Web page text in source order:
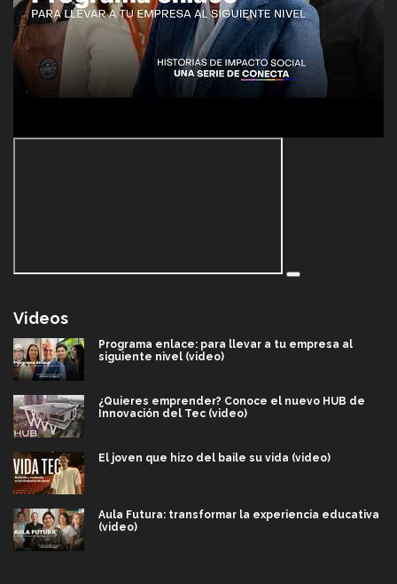
Videos
Programa enlace: para llevar a tu empresa al
siguiente nivel (video)
¿Quieres emprender? Conoce el nuevo HUB de
Innovación del Tec (video)
El joven que hizo del baile su vida (video)
Aula Futura: transformar la experiencia educativa
(video)